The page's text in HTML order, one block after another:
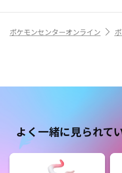
ポケモンセンターオンライン
よく一緒に見られて